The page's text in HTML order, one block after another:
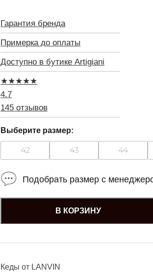
Гарантия бренда
Примерка до оплаты
Доступно в бутике Artigiani
★★★★★
4.7
145 отзывов
Кеды от LANVIN
Выберите размер:
42 43 44
Подобрать размер с
В КОРЗИНУ